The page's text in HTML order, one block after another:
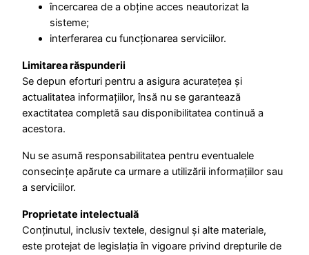
încercarea de a obține acces neautorizat la
sisteme;
interferarea cu funcționarea serviciilor.
Limitarea răspunderii
Se depun eforturi pentru a asigura acuratețea și
actualitatea informațiilor, însă nu se garantează
exactitatea completă sau disponibilitatea continuă a
acestora.
Nu se asumă responsabilitatea pentru eventualele
consecințe apărute ca urmare a utilizării informațiilor sau
a serviciilor.
Proprietate intelectuală
Conținutul, inclusiv textele, designul și alte materiale,
este protejat de legislația în vigoare privind drepturile de